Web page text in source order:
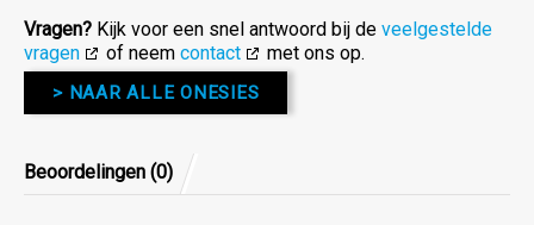
Vragen? Kijk voor een snel antwoord bij de veelgestelde
vragen
of neem contact met ons op.
> NAAR ALLE ONESIES
Beoordelingen (0)